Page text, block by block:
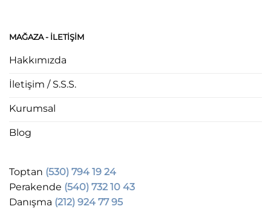
MAĞAZA - ILETIŞIM
Hakkımızda
İletişim / S.S.S.
Kurumsal
Blog
Toptan (530) 794 19 24
Perakende (540) 732 10 43
Danışma (212) 924 77 95